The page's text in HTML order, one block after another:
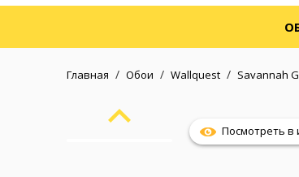
Избранное:0 товаров
Каталог
Главная / Обои / Wallquest / Savannah
Посмотреть в